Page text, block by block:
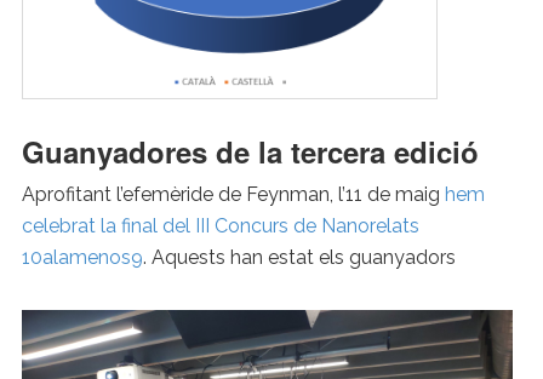
Guanyadores de la tercera edició
Aprofitant l’efemèride de Feynman, l’11 de maig hem
celebrat la final del III Concurs de Nanorelats
10alamenos9. Aquests han estat els guanyadors